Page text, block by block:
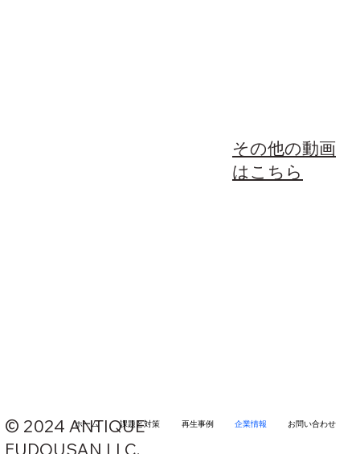
その他の動画
はこちら
© 2024 ANTIQUE
FUDOUSAN LLC.
ホーム 課題と対策 再生事例 企業情報 お問い合わせ